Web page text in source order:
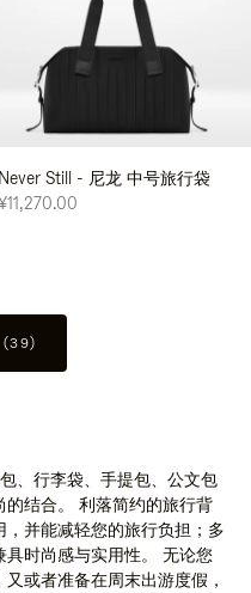
Never Still - 尼龙 中号旅行袋
(39)
、行李袋、手提包、公文包
结合。 利落简约的旅行背
并能减轻您的旅行负担；多
时尚感与实用性。 无论您
或者准备在周末出游度假，